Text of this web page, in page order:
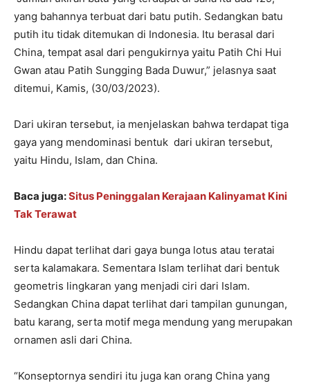
yang bahannya terbuat dari batu putih. Sedangkan batu
putih itu tidak ditemukan di Indonesia. Itu berasal dari
China, tempat asal dari pengukirnya yaitu Patih Chi Hui
Gwan atau Patih Sungging Bada Duwur,” jelasnya saat
ditemui, Kamis, (30/03/2023).
Dari ukiran tersebut, ia menjelaskan bahwa terdapat tiga
gaya yang mendominasi bentuk dari ukiran tersebut,
yaitu Hindu, Islam, dan China.
Baca juga:Situs Peninggalan Kerajaan Kalinyamat Kini
Tak Terawat
Hindu dapat terlihat dari gaya bunga lotus atau teratai
serta kalamakara. Sementara Islam terlihat dari bentuk
geometris lingkaran yang menjadi ciri dari Islam.
Sedangkan China dapat terlihat dari tampilan gunungan,
batu karang, serta motif mega mendung yang merupakan
ornamen asli dari China.
“Konseptornya sendiri itu juga kan orang China yang